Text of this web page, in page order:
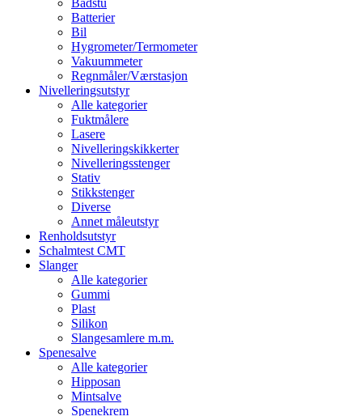
Badstu
Batterier
Bil
Hygrometer/Termometer
Vakuummeter
Regnmåler/Værstasjon
Nivelleringsutstyr
Alle kategorier
Fuktmålere
Lasere
Nivelleringskikkerter
Nivelleringsstenger
Stativ
Stikkstenger
Diverse
Annet måleutstyr
Renholdsutstyr
Schalmtest CMT
Slanger
Alle kategorier
Gummi
Plast
Silikon
Slangesamlere m.m.
Spenesalve
Alle kategorier
Hipposan
Mintsalve
Spenekrem